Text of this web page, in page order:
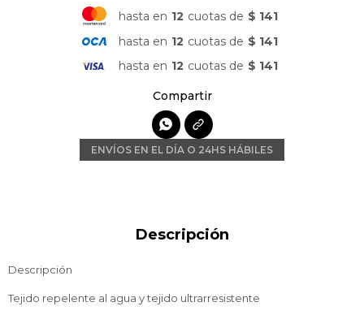
hasta en 12 cuotas de $ 141
hasta en 12 cuotas de $ 141
hasta en 12 cuotas de $ 141

ENVÍOS EN EL DÍA O 24HS HÁBILES
Descripción
Descripción
Tejido repelente al agua y tejido ultrarresistente